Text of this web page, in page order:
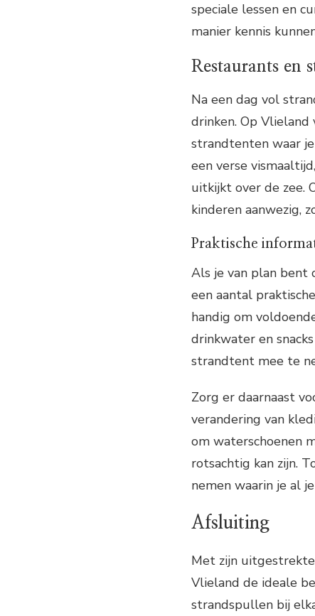
speciale lessen en
manier kennis
Restaurants en
Na een dag vol
drinken. Op
strandtenten waar
een verse
uitkijkt over de zee.
kinderen aanwezig,
Praktische
Als je van plan bent
een aantal
handig om
drinkwater en
strandtent mee te
Zorg er daarnaast
verandering van
om waterschoenen
rotsachtig kan zijn.
nemen waarin je al
Afsluiting
Met zijn
Vlieland de ideale
strandspullen bij